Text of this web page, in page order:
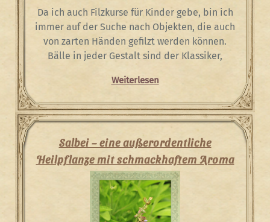
Da ich auch Filzkurse für Kinder gebe, bin ich
immer auf der Suche nach Objekten, die auch
von zarten Händen gefilzt werden können.
Bälle in jeder Gestalt sind der Klassiker,
Weiterlesen
Salbei – eine außerordentliche
Heilpflanze mit schmackhaftem Aroma